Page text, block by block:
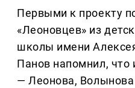
Первыми к проекту
«Леоновцев» из
школы имени
Панов напомнил, что
— Леонова,